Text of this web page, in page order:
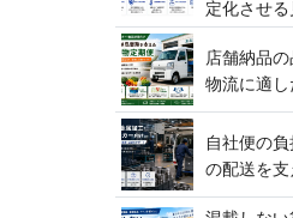
定化させる
店舗納品
物流に適し
自社便の
の配送を支